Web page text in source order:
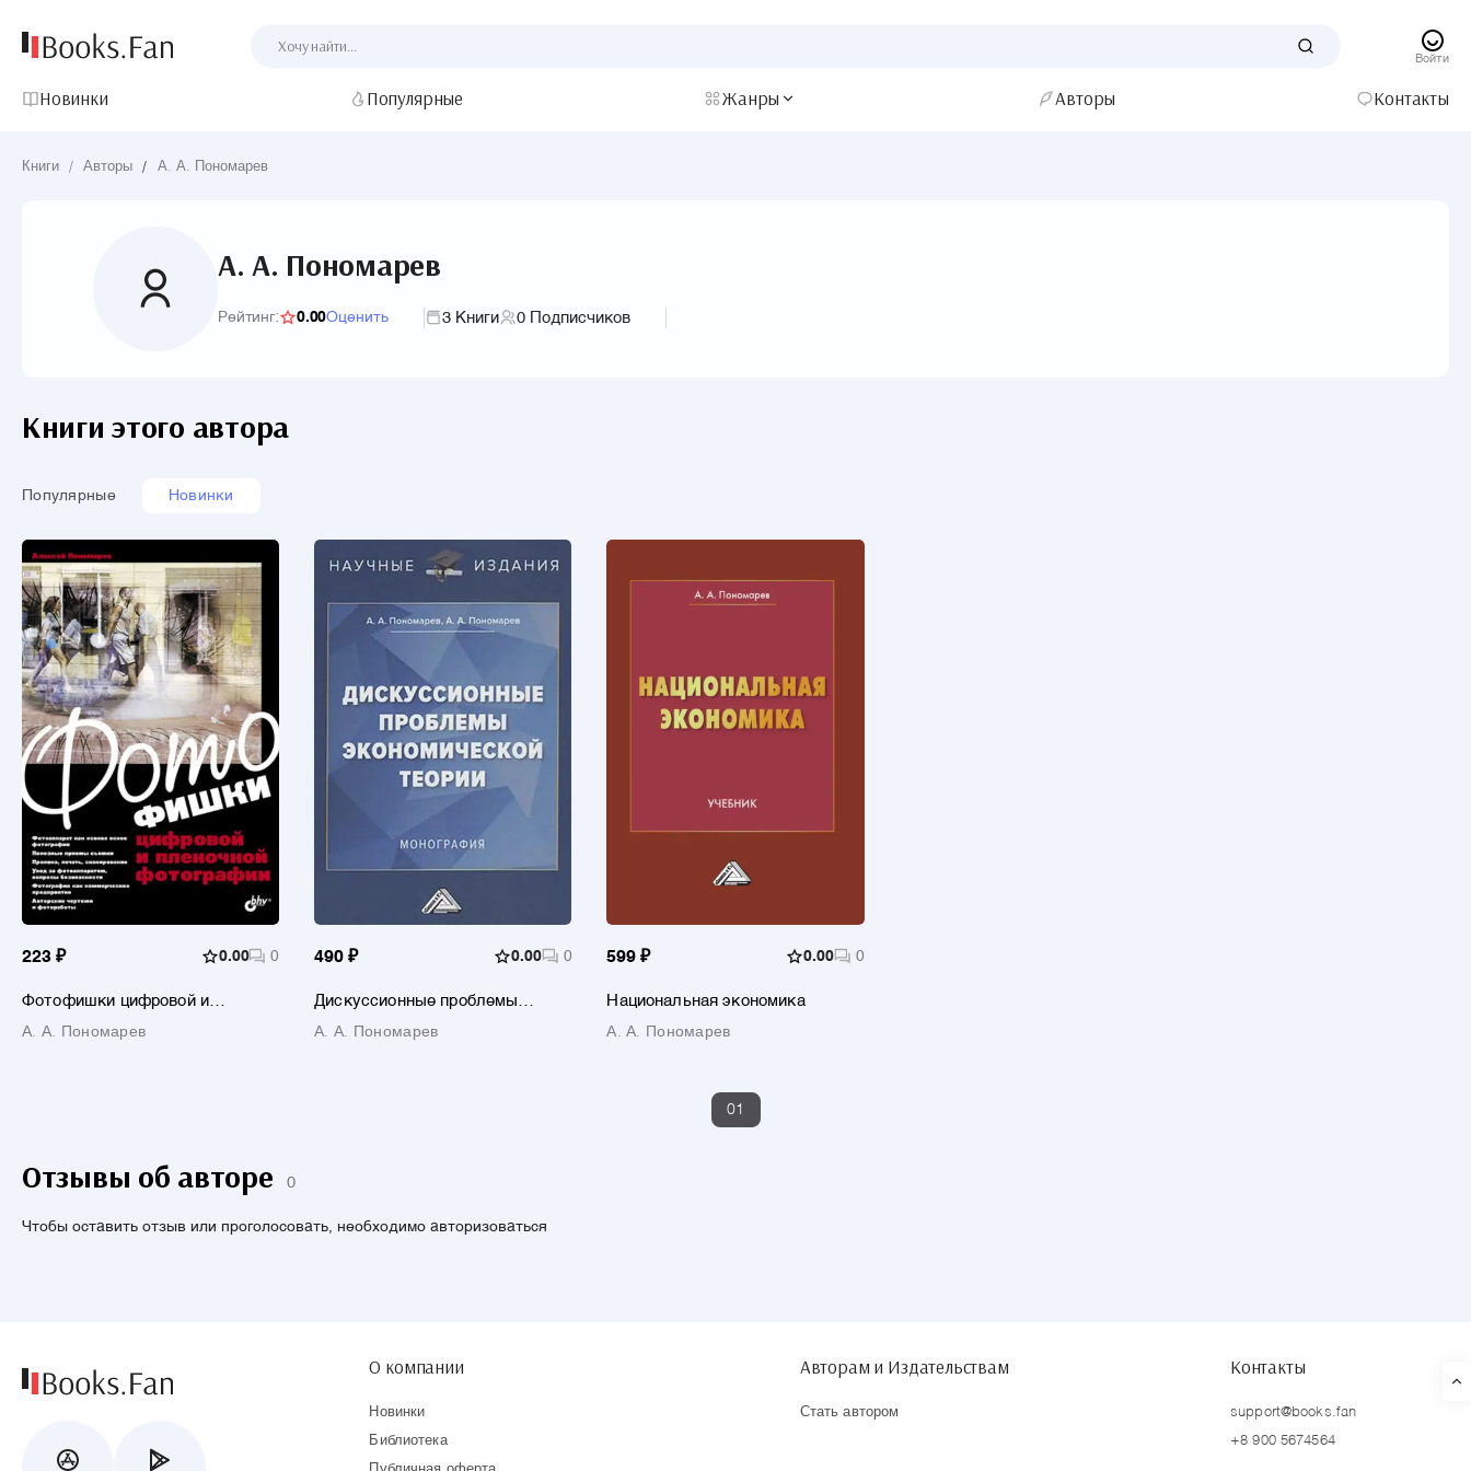
Войти
Новинки Популярные Жанры Авторы Контакты
Книги / Авторы / А. А. Пономарев
А. А. Пономарев
Рейтинг: 0.00Оценить 3 Книги 0 Подписчиков
Книги этого автора
Популярные Новинки
223 ₽ 0.00 0
Фотофишки цифровой и
А. А. Пономарев
490 ₽ 0.00 0
Дискуссионные проблемы
А. А. Пономарев
599 ₽ 0.00 0
Национальная экономика
А. А. Пономарев
01
Отзывы об авторе 0
Чтобы оставить отзыв или проголосовать, необходимо авторизоваться
О компании
Новинки
Библиотека
Авторам и Издательствам
Стать автором
Контакты
support@books.fan
+8 900 5674564